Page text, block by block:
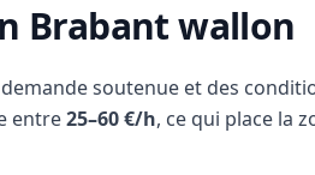
Brabant wallon
soutenue et des
entre25–60 €/h, ce qui place la